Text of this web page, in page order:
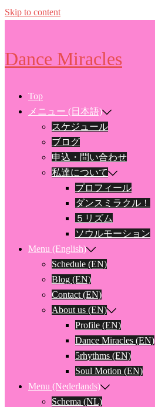
Skip to content
Dance Miracles
Top
メニュー (日本語)
スケジュール
ブログ
申込・問い合わせ
私達について
プロフィール
ダンスミラクル！
５リズム
ソウルモーション
Menu (English)
Schedule (EN)
Blog (EN)
Contact (EN)
About us (EN)
Profile (EN)
Dance Miracles (EN)
5rhythms (EN)
Soul Motion (EN)
Menu (Nederlands)
Schema (NL)